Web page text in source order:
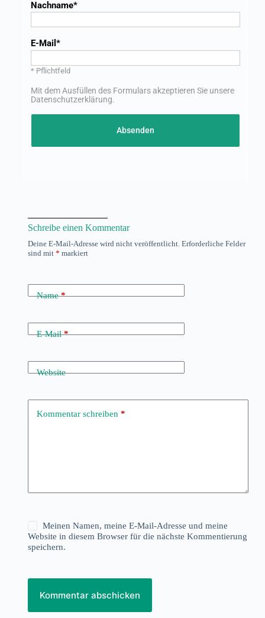
Nachname
E-Mail
* Pflichtfeld
Mit dem Ausfüllen des Formulars akzeptieren Sie unsere
Datenschutzerklärung.
Absenden
Schreibe einen Kommentar
Deine E-Mail-Adresse wird nicht veröffentlicht. Erforderliche Felder
sind mit * markiert
Name*
E-Mail*
Website
Kommentar schreiben *
Meinen Namen, meine E-Mail-Adresse und meine
Website in diesem Browser für die nächste Kommentierung
speichern.
Kommentar abschicken